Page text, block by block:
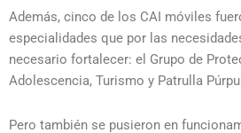
Además, cinco de los CAI móviles
especialidades que por las
necesario fortalecer: el Grupo de
Adolescencia, Turismo y Patrulla
Pero también se pusieron en